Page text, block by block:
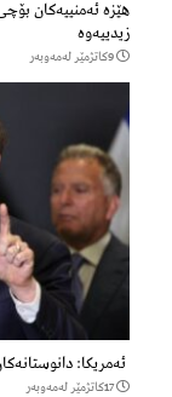
هێزه‌ ئه‌منییه‌كان
زیدییەوە
9كاتژمێر لەمەوبەر
ئەمریکا:
17كاتژمێر لەمەوبەر